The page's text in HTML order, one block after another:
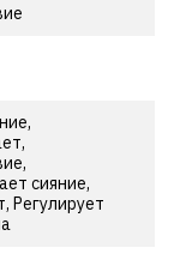
сияние,
Регулирует